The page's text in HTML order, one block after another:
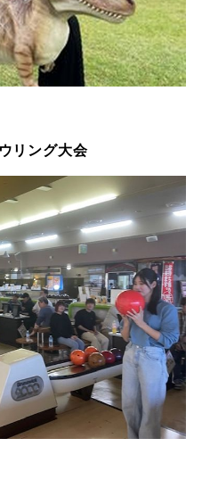
リング大会